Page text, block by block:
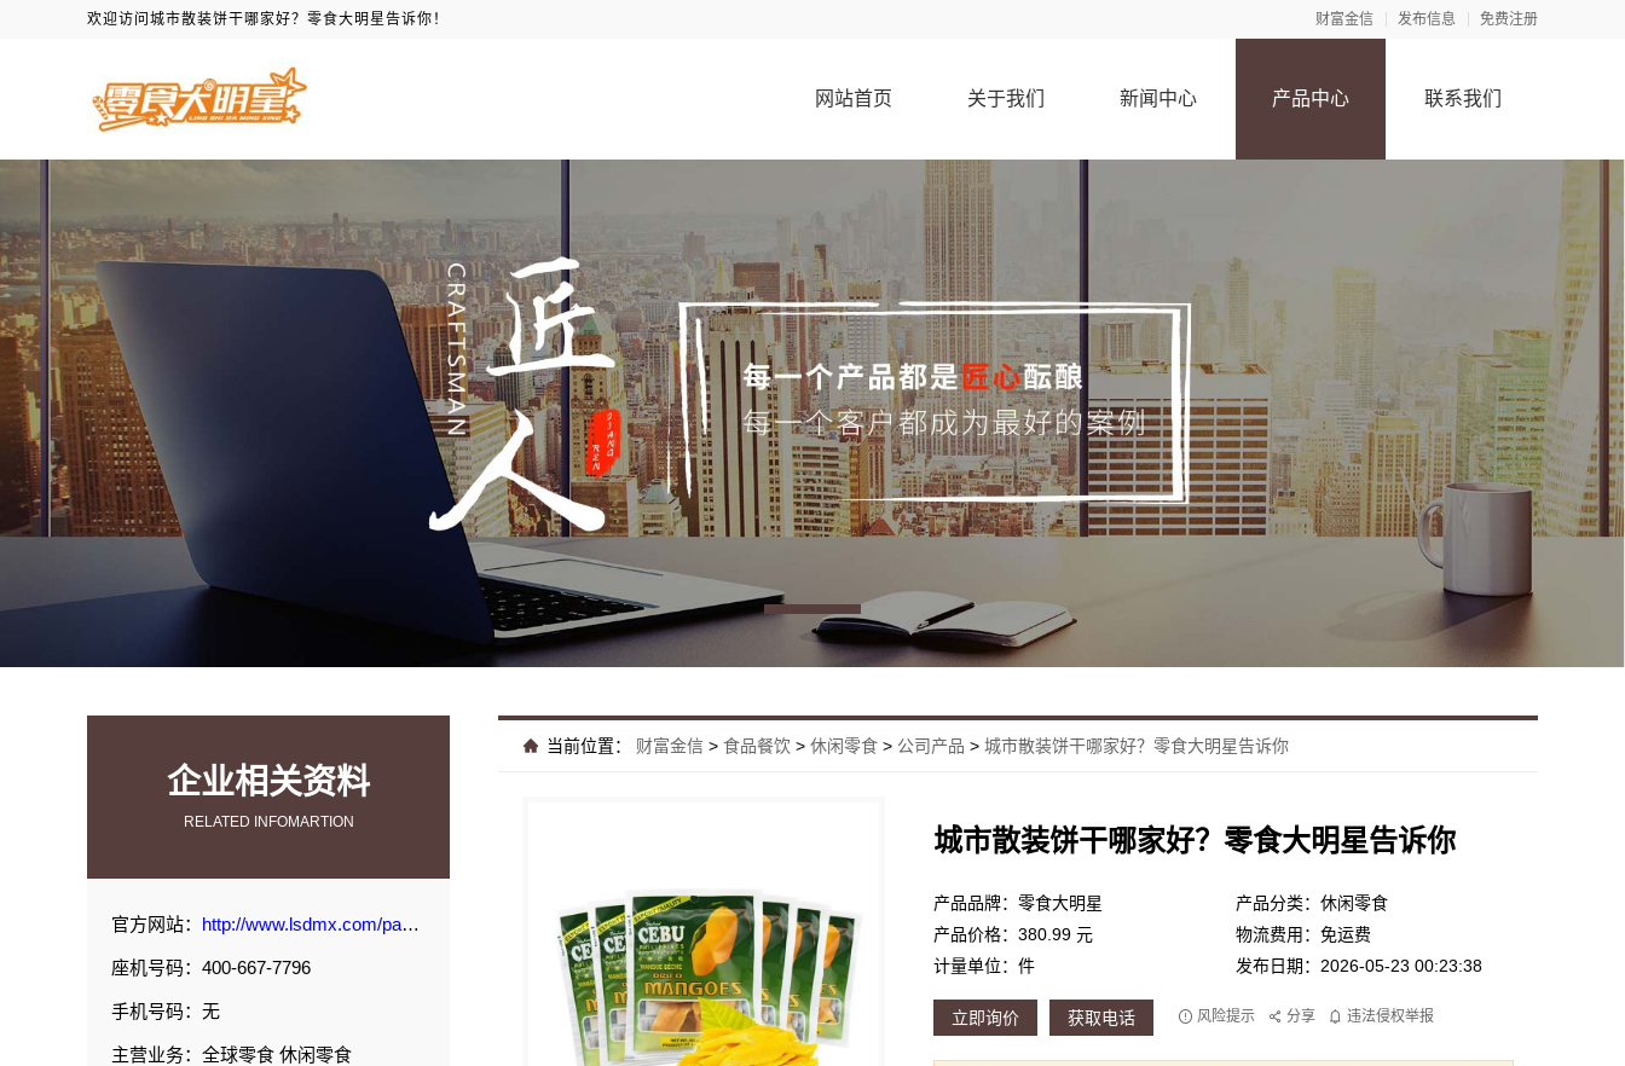
欢迎访问城市散装饼干哪家好？零食大明星告诉你！ 财富金信 发布信息 免费注册
网站首页 关于我们 新闻中心 产品中心 联系我们
企业相关资料
RELATED INFOMARTION
官方网站： http://www.lsdmx.com/page/3.html#p1
座机号码：400-667-7796
手机号码：无
主营业务：全球零食 休闲零食
当前位置： 财富金信 > 食品餐饮 > 休闲零食 > 公司产品 > 城市散装饼干哪家好？零食大明星告诉你
城市散装饼干哪家好？零食大明星告诉你
产品品牌：零食大明星
产品分类：休闲零食
产品价格：380.99 元
物流费用：免运费
计量单位：件
发布日期：2026-05-23 00:23:38
立即询价 获取电话 风险提示 分享 违法侵权举报